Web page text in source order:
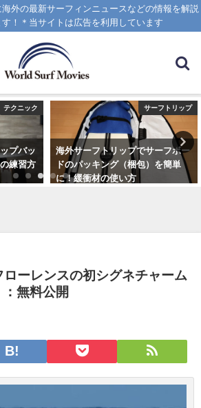
外の最新サーフィンニュースなどの情報を解説
！＊当サイトは広告を利用しています
テクニック
プバッ
練習方
サーフトリップ
海外サーフトリップでサーフボー
ドのパッキング（梱包）を簡単
に！緩衝材の使い方
ローレンスの初シグネチャーム
無料公開